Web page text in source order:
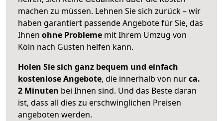
machen zu müssen. Lehnen Sie sich zurück – wir
haben garantiert passende Angebote für Sie, das
Ihnen ohne Probleme mit Ihrem Umzug von
Köln nach Güsten helfen kann.
Holen Sie sich ganz bequem und einfach
kostenlose Angebote, die innerhalb von nurca.
2 Minuten bei Ihnen sind. Und das Beste daran
ist, dass all dies zu erschwinglichen Preisen
angeboten werden.